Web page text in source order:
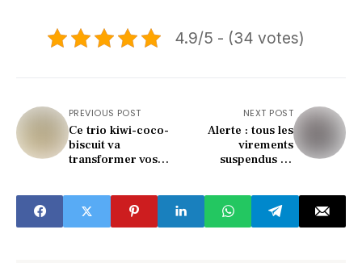
4.9/5 - (34 votes)
PREVIOUS POST
Ce trio kiwi-coco-
biscuit va
transformer vos
NEXT POST
Alerte : tous les
virements
suspendus en